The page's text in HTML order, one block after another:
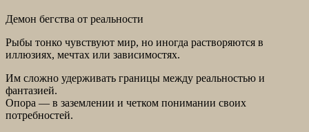
Демон бегства от реальности
Рыбы тонко чувствуют мир, но иногда растворяются в
иллюзиях, мечтах или зависимостях.
Им сложно удерживать границы между реальностью и
фантазией.
Опора — в заземлении и четком понимании своих
потребностей.